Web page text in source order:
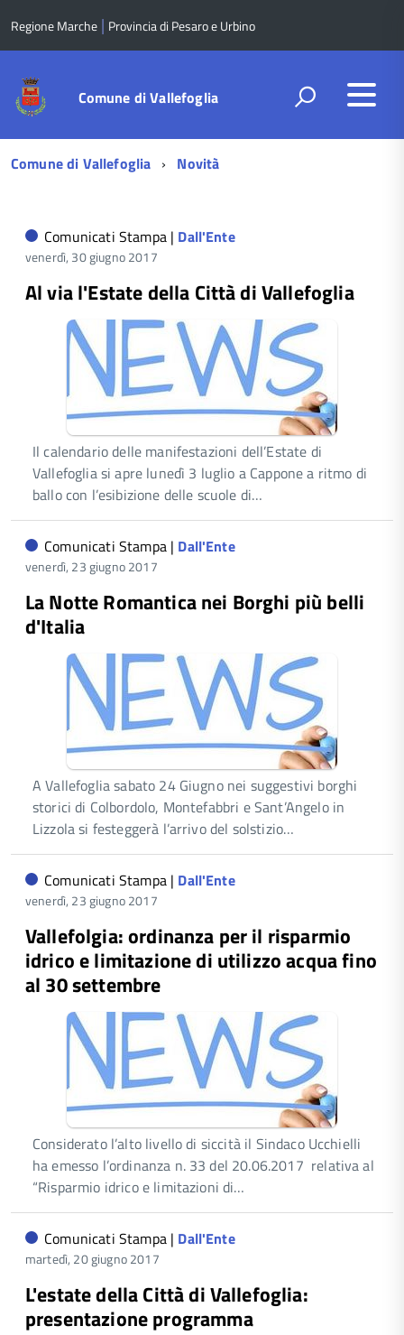
Regione Marche | Provincia di Pesaro e Urbino
Comune di Vallefoglia
Menu
di
Comune di Vallefoglia Novità
Comunicati Stampa | Dall'Ente
venerdì, 30 giugno 2017
Al via l'Estate della Città di Vallefoglia
Il calendario delle manifestazioni dell’Estate di
Vallefoglia si apre lunedì 3 luglio a Cappone a ritmo di
ballo con l’esibizione delle scuole di…
Comunicati Stampa | Dall'Ente
venerdì, 23 giugno 2017
La Notte Romantica nei Borghi più belli
d'Italia
A Vallefoglia sabato 24 Giugno nei suggestivi borghi
storici di Colbordolo, Montefabbri e Sant’Angelo in
Lizzola si festeggerà l’arrivo del solstizio…
Comunicati Stampa | Dall'Ente
venerdì, 23 giugno 2017
Vallefolgia: ordinanza per il risparmio
idrico e limitazione di utilizzo acqua fino
al 30 settembre
Considerato l’alto livello di siccità il Sindaco Ucchielli
ha emesso l’ordinanza n. 33 del 20.06.2017 relativa al
“Risparmio idrico e limitazioni di…
Comunicati Stampa | Dall'Ente
martedì, 20 giugno 2017
L'estate della Città di Vallefoglia:
presentazione programma